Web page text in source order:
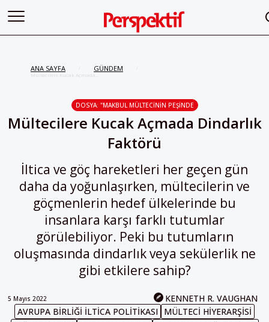
ANA SAYFA GÜNDEM
Mültecilere Kucak Açmada
DOSYA: "MAKBUL MÜLTECININ PEŞINDE
Mültecilere Kucak Açmada Dindarlık
Faktörü
İltica ve göç hareketleri her geçen gün
daha da yoğunlaşırken, mültecilerin ve
göçmenlerin hedef ülkelerinde bu
insanlara karşı farklı tutumlar
görülebiliyor. Peki bu tutumların
oluşmasında dindarlık veya sekülerlik ne
gibi etkilere sahip?
5 Mayıs 2022
KENNETH R. VAUGHAN
AVRUPA BIRLIĞI ILTICA POLITIKASI MÜLTECI HIYERARŞISI